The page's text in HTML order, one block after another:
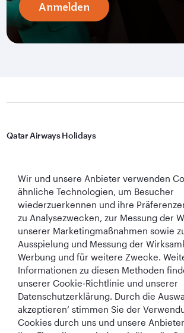
Anmelden
Qatar Airways Holidays
In Verbindung bleiben
Best Airline in The
Middle East
World's Best
Airline
World's Best
Business Class
Wir und unsere Anbieter verwenden
ähnliche Technologien, um Besucher
wiederzuerkennen und ihre
zu Analysezwecken, zur Messung der
unserer Marketingmaßnahmen sowie
Ausspielung und Messung der
Werbung und für weitere Zwecke.
Informationen zu diesen Methoden
unserer Cookie‑Richtlinie und unserer
Datenschutzerklärung. Durch die
akzeptieren‘ stimmen Sie der
Cookies durch uns und unsere